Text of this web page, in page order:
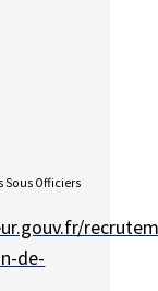
Sous Officiers
de-